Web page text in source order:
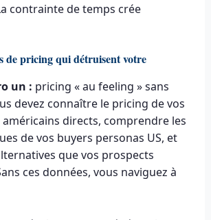
contrainte de temps crée
de pricing qui détruisent votre
un : pricing « au feeling » sans
devez connaître le pricing de vos
directs, comprendre les
de vos buyers personas US, et
que vos prospects
ces données, vous naviguez à